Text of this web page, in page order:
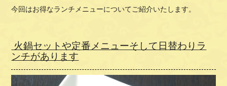
今回はお得なランチメニューについてご紹介いたします。
火鍋セットや定番メニューそして日替わりラ
ンチがあります